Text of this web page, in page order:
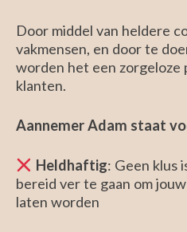
Door middel van heldere
vakmensen, en door te
worden het een zorgeloze
klanten.
Aannemer Adam staat
Heldhaftig: Geen klus
bereid ver te gaan om
laten worden